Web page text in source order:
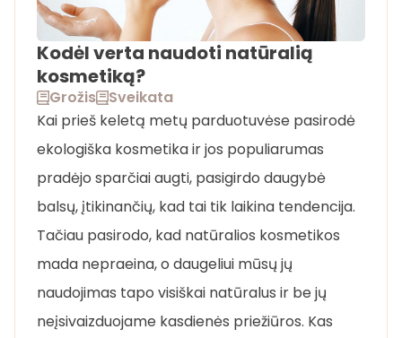
Kodėl verta naudoti natūralią
kosmetiką?
Grožis
Sveikata
Kai prieš keletą metų parduotuvėse pasirodė
ekologiška kosmetika ir jos populiarumas
pradėjo sparčiai augti, pasigirdo daugybė
balsų, įtikinančių, kad tai tik laikina tendencija.
Tačiau pasirodo, kad natūralios kosmetikos
mada nepraeina, o daugeliui mūsų jų
naudojimas tapo visiškai natūralus ir be jų
neįsivaizduojame kasdienės priežiūros. Kas